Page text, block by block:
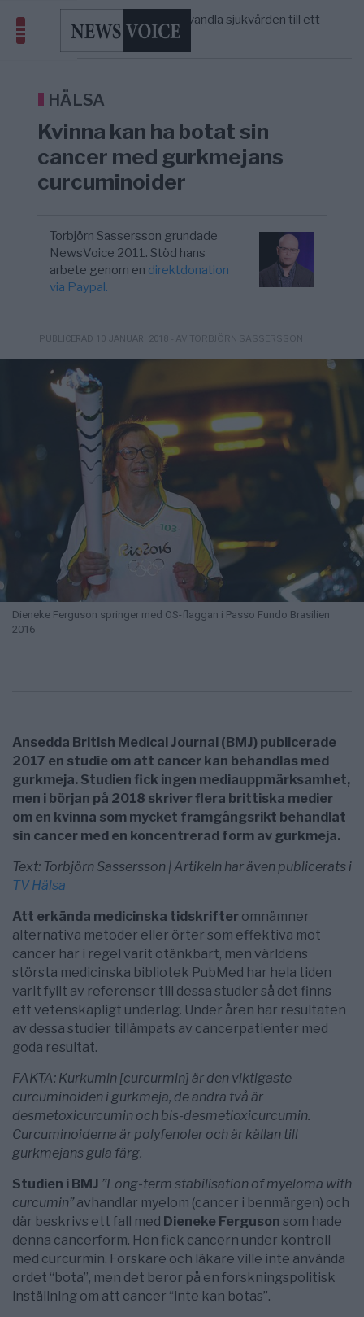
geografiskt apartheidsystem
3/8
Massiv anstormning till Ceuta – Misstankar
om amerikansk påverkan
UNITED STATES — Tucker Carlson: ”It’s Time to Save
HÄLSA
Kvinna kan ha botat sin
cancer med gurkmejans
curcuminoider
Torbjörn Sassersson grundade
NewsVoice 2011. Stöd hans
arbete genom en direktdonation
via Paypal.
PUBLICERAD 10 JANUARI 2018 - AV TORBJÖRN SASSERSSON
Dieneke Ferguson springer med OS-flaggan i Passo Fundo Brasilien
2016
Ansedda British Medical Journal (BMJ) publicerade
2017 en studie om att cancer kan behandlas med
gurkmeja. Studien fick ingen mediauppmärksamhet,
men i början på 2018 skriver flera brittiska medier
om en kvinna som mycket framgångsrikt behandlat
sin cancer med en koncentrerad form av gurkmeja.
Text: Torbjörn Sassersson | Artikeln har även publicerats i
TV Hälsa
Att erkända medicinska tidskrifter omnämner
alternativa metoder eller örter som effektiva mot
cancer har i regel varit otänkbart, men världens
största medicinska bibliotek PubMed har hela tiden
varit fyllt av referenser till dessa studier så det finns
ett vetenskapligt underlag. Under åren har resultaten
av dessa studier tillämpats av cancerpatienter med
goda resultat.
FAKTA: Kurkumin [curcurmin] är den viktigaste
curcuminoiden i gurkmeja, de andra två är
desmetoxicurcumin och bis-desmetioxicurcumin.
Curcuminoiderna är polyfenoler och är källan till
gurkmejans gula färg.
Studien i BMJ ”Long-term stabilisation of myeloma with
curcumin”avhandlar myelom (cancer i benmärgen) och
där beskrivs ett fall med Dieneke Ferguson som hade
denna cancerform. Hon fick cancern under kontroll
med curcurmin. Forskare och läkare ville inte använda
ordet “bota”, men det beror på en forskningspolitisk
inställning om att cancer “inte kan botas”.